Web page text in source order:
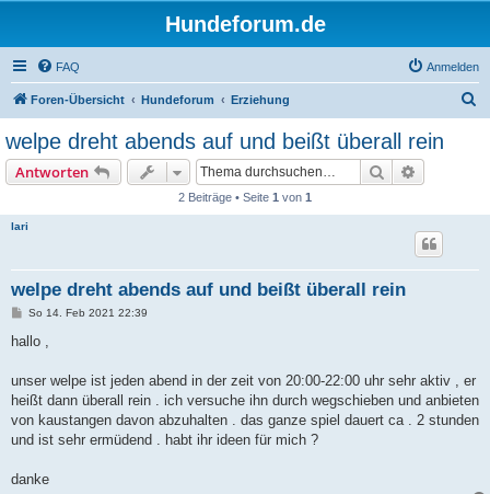
Hundeforum.de
FAQ Anmelden
Foren-Übersicht Hundeforum Erziehung
welpe dreht abends auf und beißt überall rein
Antworten Suche
2 Beiträge • Seite 1 von 1
lari
welpe dreht abends auf und beißt überall rein
B
i
a
So 14. Feb 2021 22:39
hallo ,
unser welpe ist jeden abend in der zeit von 20:00-22:00 uhr sehr aktiv , er
heißt dann überall rein . ich versuche ihn durch wegschieben und anbieten
von kaustangen davon abzuhalten . das ganze spiel dauert ca . 2 stunden
und ist sehr ermüdend . habt ihr ideen für mich ?
danke